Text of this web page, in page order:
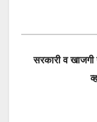
सरकारी व खाजगी